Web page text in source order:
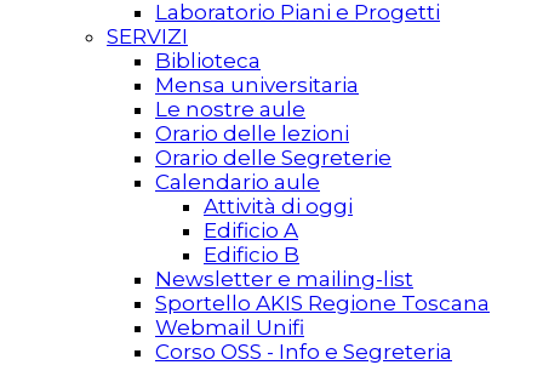
Laboratorio Piani e Progetti
SERVIZI
Biblioteca
Mensa universitaria
Le nostre aule
Orario delle lezioni
Orario delle Segreterie
Calendario aule
Attività di oggi
Edificio A
Edificio B
Newsletter e mailing-list
Sportello AKIS Regione Toscana
Webmail Unifi
Corso OSS - Info e Segreteria